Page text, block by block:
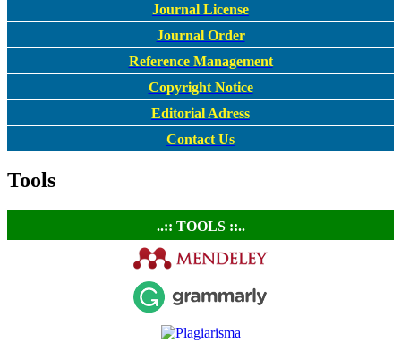
Journal License
Journal Order
Reference Management
Copyright Notice
Editorial Adress
Contact Us
Tools
..:: TOOLS ::..